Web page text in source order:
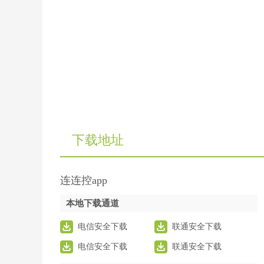
下载地址
连连控app
本地下载通道
电信安全下载 联通安全下载
电信安全下载 联通安全下载